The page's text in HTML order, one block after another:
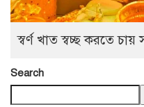
স্বর্ণ খাত স্বচ্ছ করতে চায়
Search